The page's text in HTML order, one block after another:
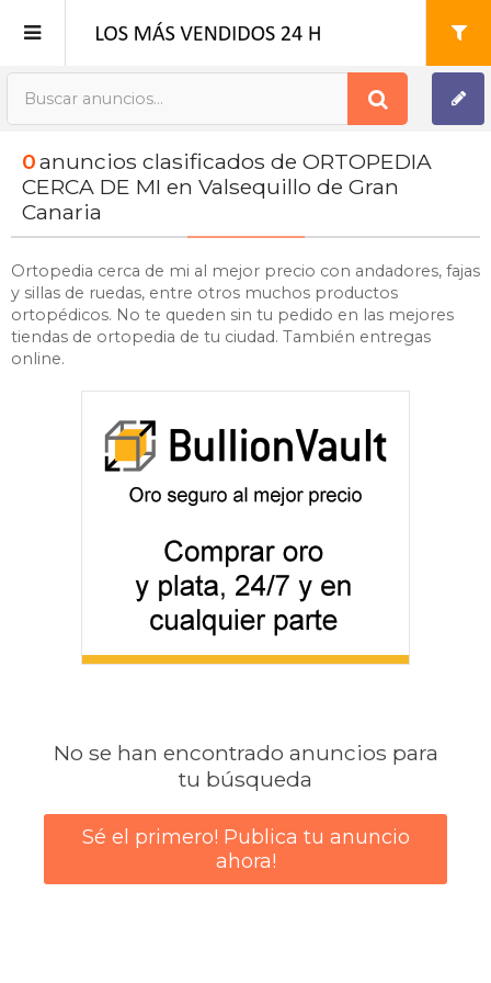
Publica tu Anuncio
Registro
Mi cuenta
0anuncios clasificados de ORTOPEDIA
CERCA DE MI en Valsequillo de Gran
Canaria
Ortopedia cerca de mi al mejor precio con andadores, fajas
y sillas de ruedas, entre otros muchos productos
ortopédicos. No te queden sin tu pedido en las mejores
tiendas de ortopedia de tu ciudad. También entregas
online.
No se han encontrado anuncios para
tu búsqueda
Sé el primero! Publica tu anuncio
ahora!